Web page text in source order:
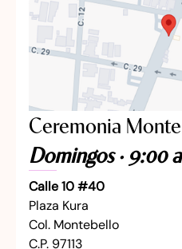
Ceremonia
Domingos · 9:00
Calle 10 #40
Plaza Kura
Col. Montebello
C.P. 97113